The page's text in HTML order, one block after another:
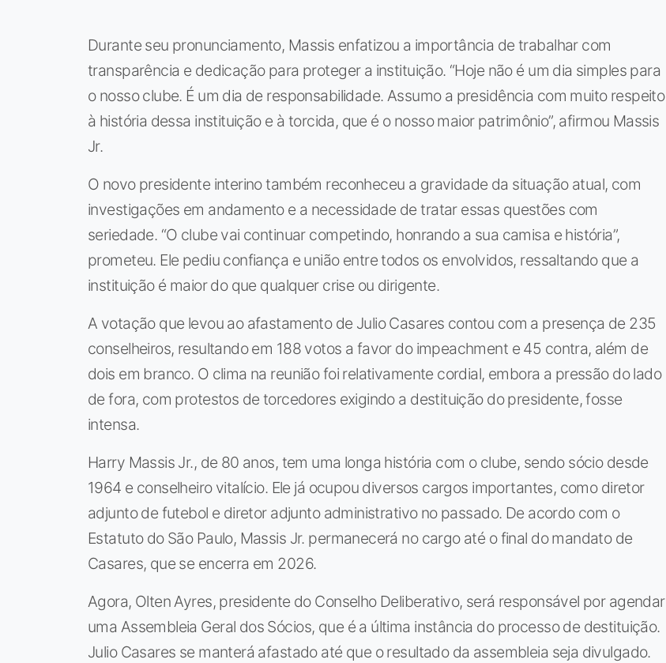
Durante seu pronunciamento, Massis enfatizou a importância de trabalhar com
transparência e dedicação para proteger a instituição. “Hoje não é um dia simples para
o nosso clube. É um dia de responsabilidade. Assumo a presidência com muito respeito
à história dessa instituição e à torcida, que é o nosso maior patrimônio”, afirmou Massis
Jr.
O novo presidente interino também reconheceu a gravidade da situação atual, com
investigações em andamento e a necessidade de tratar essas questões com
seriedade. “O clube vai continuar competindo, honrando a sua camisa e história”,
prometeu. Ele pediu confiança e união entre todos os envolvidos, ressaltando que a
instituição é maior do que qualquer crise ou dirigente.
A votação que levou ao afastamento de Julio Casares contou com a presença de 235
conselheiros, resultando em 188 votos a favor do impeachment e 45 contra, além de
dois em branco. O clima na reunião foi relativamente cordial, embora a pressão do lado
de fora, com protestos de torcedores exigindo a destituição do presidente, fosse
intensa.
Harry Massis Jr., de 80 anos, tem uma longa história com o clube, sendo sócio desde
1964 e conselheiro vitalício. Ele já ocupou diversos cargos importantes, como diretor
adjunto de futebol e diretor adjunto administrativo no passado. De acordo com o
Estatuto do São Paulo, Massis Jr. permanecerá no cargo até o final do mandato de
Casares, que se encerra em 2026.
Agora, Olten Ayres, presidente do Conselho Deliberativo, será responsável por agendar
uma Assembleia Geral dos Sócios, que é a última instância do processo de destituição.
Julio Casares se manterá afastado até que o resultado da assembleia seja divulgado.